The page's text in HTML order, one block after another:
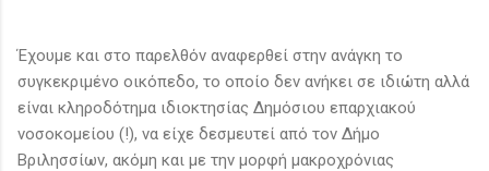
Έχουμε και στο παρελθόν αναφερθεί στην ανάγκη το
συγκεκριμένο οικόπεδο, το οποίο δεν ανήκει σε ιδιώτη αλλά
είναι κληροδότημα ιδιοκτησίας Δημόσιου επαρχιακού
νοσοκομείου (!), να είχε δεσμευτεί από τον Δήμο
Βριλησσίων, ακόμη και με την μορφή μακροχρόνιας